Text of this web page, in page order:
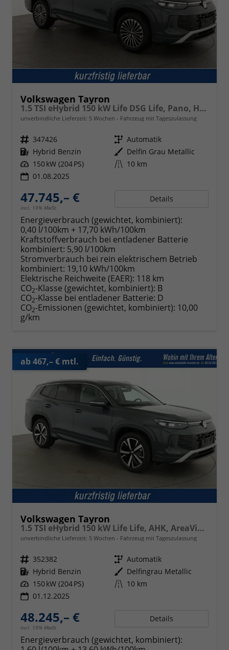
Volkswagen Tayron
1.5 TSI eHybrid 150 kW Life DSG Life, Pano, HuD, AHK, LED-Plus, Navi, 18-Zoll, 5-J Garantie
unverbindliche Lieferzeit: 5 Wochen Fahrzeug mit Tageszulassung
Fahrzeugnr. 347426 Getriebe Automatik
Kraftstoff Hybrid Benzin Außenfarbe Delfin Grau Metallic
Leistung 150 kW (204 PS) Kilometerstand 10 km
01.08.2025
47.745,– €
incl. 19% MwSt.
Details
Energieverbrauch (gewichtet, kombiniert):
0,40 l/100km + 17,70 kWh/100km
Kraftstoffverbrauch bei entladener Batterie
kombiniert: 5,90 l/100km
Stromverbrauch bei rein elektrischem Betrieb
kombiniert: 19,10 kWh/100km
Elektrische Reichweite (EAER): 118 km
CO2-Klasse (gewichtet, kombiniert): B
CO2-Klasse bei entladener Batterie: D
CO2-Emissionen (gewichtet, kombiniert): 10,00
g/km
ab 467,– € mtl.
Volkswagen Tayron
1.5 TSI eHybrid 150 kW Life Life, AHK, AreaView, Side, Navi, Winter, 5-J. Garantie
unverbindliche Lieferzeit: 5 Wochen Fahrzeug mit Tageszulassung
Fahrzeugnr. 352382 Getriebe Automatik
Kraftstoff Hybrid Benzin Außenfarbe Delfingrau Metallic
Leistung 150 kW (204 PS) Kilometerstand 10 km
01.12.2025
48.245,– €
incl. 19% MwSt.
Details
Energieverbrauch (gewichtet, kombiniert):